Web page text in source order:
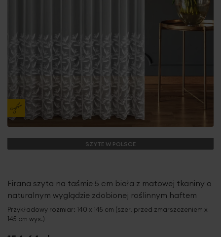
SZYTE W POLSCE
Firana szyta na taśmie 5 cm biała z matowej tkaniny o
naturalnym wyglądzie zdobionej roślinnym haftem
Przykładowy rozmiar: 140 x 145 cm (szer. przed zmarszczeniem x
145 cm wys.)